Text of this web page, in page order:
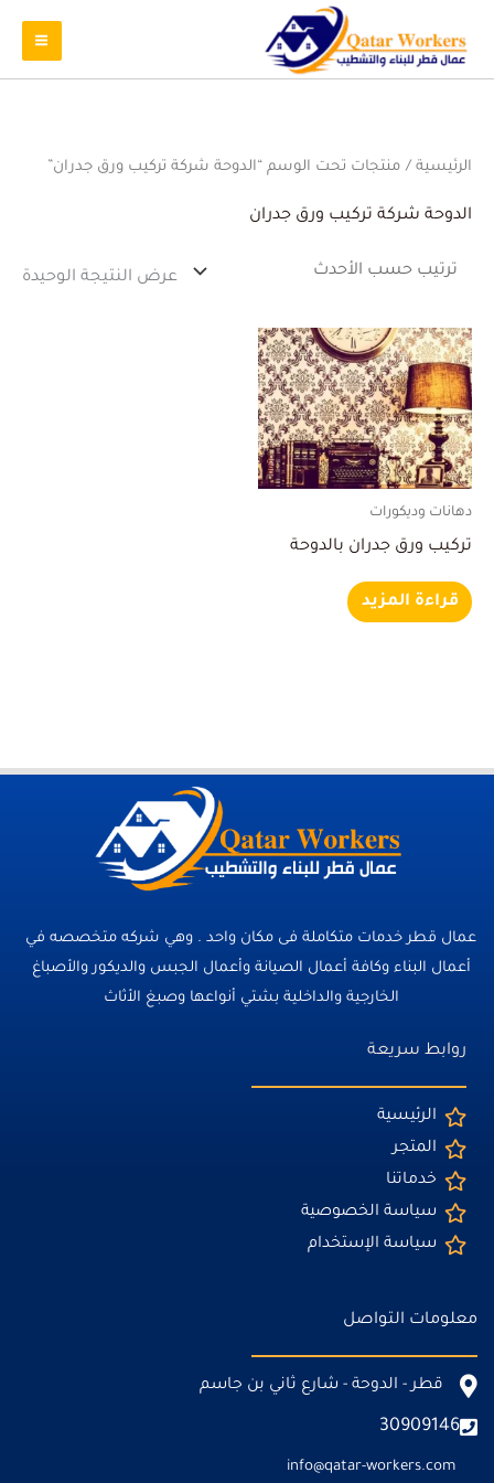
الرئيسية / منتجات تحت الوسم “الدوحة شركة تركيب ورق جدران”
الدوحة شركة تركيب ورق جدران
عرض النتيجة الوحيدة
دهانات وديكورات
تركيب ورق جدران بالدوحة
قراءة المزيد
عمال قطر خدمات متكاملة فى مكان واحد . وهي شركه متخصصه في
أعمال البناء وكافة أعمال الصيانة وأعمال الجبس والديكور والأصباغ
الخارجية والداخلية بشتي أنواعها وصبغ الأثاث
روابط سريعة
الرئيسية
المتجر
خدماتنا
سياسة الخصوصية
سياسة الإستخدام
معلومات التواصل
قطر - الدوحة - شارع ثاني بن جاسم
30909146
info@qatar-workers.com